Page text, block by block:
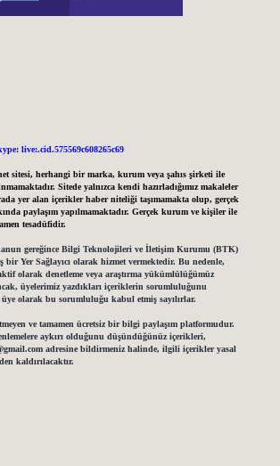
live:.cid.575569c608265c69
sitesi, herhangi bir marka, kurum veya şahıs şirketi ile
Sitede yalnızca kendi hazırladığımız makaleler
yer alan içerikler haber niteliği taşımamakta olup, gerçek
paylaşım yapılmamaktadır. Gerçek kurum ve kişiler ile
tesadüfidir.
gereğince Bilgi Teknolojileri ve İletişim Kurumu (BTK)
bir Yer Sağlayıcı olarak hizmet vermektedir. Bu nedenle,
olarak denetleme veya araştırma yükümlülüğümüz
üyelerimiz yazdıkları içeriklerin sorumluluğunu
üye olarak bu sorumluluğu kabul etmiş sayılırlar.
ve tamamen ücretsiz bir bilgi paylaşım platformudur.
aykırı olduğunu düşündüğünüz içerikleri,
adresine bildirmeniz halinde, ilgili içerikler yasal
kaldırılacaktır.